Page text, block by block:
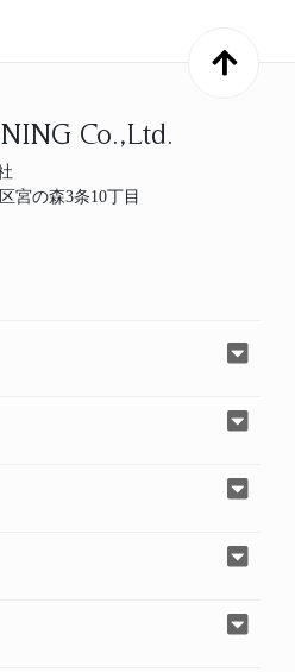
Co.,Ltd.
宮の森3条10丁目